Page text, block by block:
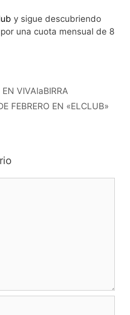
y sigue descubriendo
una cuota mensual de 8
VIVAlaBIRRA
FEBRERO EN «ELCLUB»